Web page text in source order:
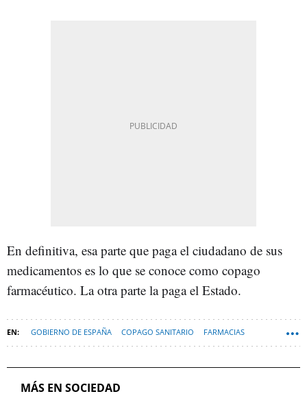
En definitiva, esa parte que paga el ciudadano de sus
medicamentos es lo que se conoce como copago
farmacéutico. La otra parte la paga el Estado.
GOBIERNO DE ESPAÑA COPAGO SANITARIO FARMACIAS
MÁS EN SOCIEDAD